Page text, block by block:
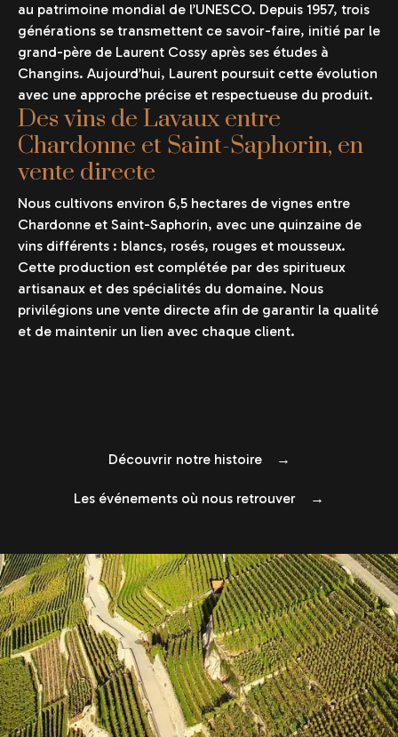
au patrimoine mondial de l’UNESCO. Depuis 1957, trois
générations se transmettent ce savoir-faire, initié par le
grand-père de Laurent Cossy après ses études à
Changins. Aujourd’hui, Laurent poursuit cette évolution
avec une approche précise et respectueuse du produit.
Des vins de Lavaux entre
Chardonne et Saint-Saphorin, en
vente directe
Nous cultivons environ 6,5 hectares de vignes entre
Chardonne et Saint-Saphorin, avec une quinzaine de
vins différents : blancs, rosés, rouges et mousseux.
Cette production est complétée par des spiritueux
artisanaux et des spécialités du domaine. Nous
privilégions une vente directe afin de garantir la qualité
et de maintenir un lien avec chaque client.
Découvrir notre histoire →
Les événements où nous retrouver →